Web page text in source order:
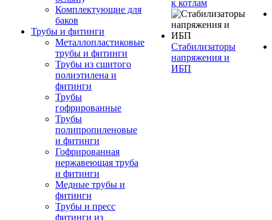
Комплектующие для
баков
Трубы и фитинги
Металлопластиковые
трубы и фитинги
Трубы из сшитого
полиэтилена и
фитинги
Трубы
гофрированные
Трубы
полипропиленовые
и фитинги
Гофрированная
нержавеющая труба
и фитинги
Медные трубы и
фитинги
Трубы и пресс
фитинги из
к котлам
Стабилизаторы
напряжения и
ИБП